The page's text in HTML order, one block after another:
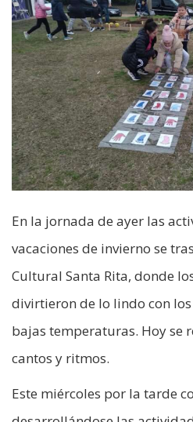
En la jornada de ayer las
vacaciones de invierno se
Cultural Santa Rita, donde
divirtieron de lo lindo con
bajas temperaturas. Hoy se
cantos y ritmos.
Este miércoles por la tarde